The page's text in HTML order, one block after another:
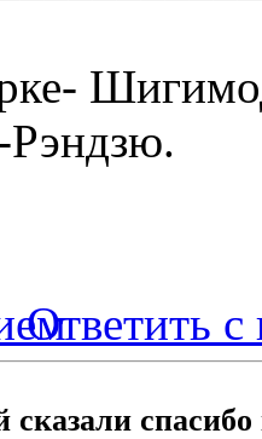
Рэндзю.
Ответить с
сказали